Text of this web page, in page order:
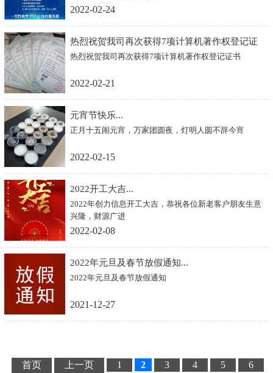
2022-02-24
热烈祝贺我司再次获得7项计算机著作权登记证
书...
热烈祝贺我司再次获得7项计算机著作权登记证书
2022-02-21
元宵节快乐...
正月十五闹元宵，万家团圆夜，灯明人圆不辞今宵
2022-02-15
2022开工大吉...
2022年创力信息开工大吉，恭祝各位新老客户朋友生意
兴隆，财源广进
2022-02-08
2022年元旦及春节放假通知...
2022年元旦及春节放假通知
2021-12-27
首页 上一页 1 2 3 4 5 6